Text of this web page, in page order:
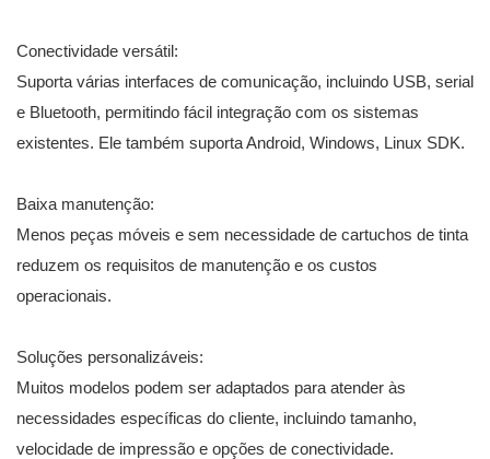
Conectividade versátil:
Suporta várias interfaces de comunicação, incluindo USB, serial
e Bluetooth, permitindo fácil integração com os sistemas
existentes. Ele também suporta Android, Windows, Linux SDK.
Baixa manutenção:
Menos peças móveis e sem necessidade de cartuchos de tinta
reduzem os requisitos de manutenção e os custos
operacionais.
Soluções personalizáveis:
Muitos modelos podem ser adaptados para atender às
necessidades específicas do cliente, incluindo tamanho,
velocidade de impressão e opções de conectividade.